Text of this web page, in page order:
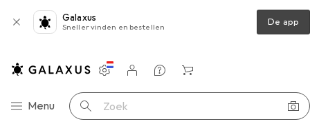
Galaxus
Sneller vinden en bestellen De app
Categorie navigatie
Menu Zoek op
Instellingen
Klantenaccount
Produktvergelijking
Verlanglijstje
Winkelmandje